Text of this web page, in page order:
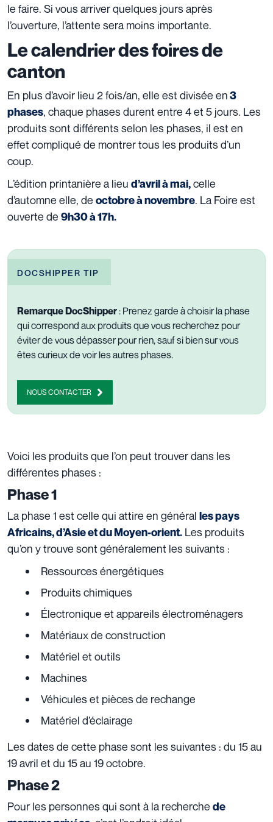
le faire. Si vous arriver quelques jours après
l’ouverture, l’attente sera moins importante.
Le calendrier des foires de
canton
En plus d’avoir lieu 2 fois/an, elle est divisée en3
phases, chaque phases durent entre 4 et 5 jours. Les
produits sont différents selon les phases, il est en
effet compliqué de montrer tous les produits d’un
coup.
L’édition printanière a lieu d’avril à mai,celle
d’automne elle, de octobre à novembre. La Foire est
ouverte de 9h30 à 17h.
DOCSHIPPER TIP
Remarque DocShipper : Prenez garde à choisir la phase
qui correspond aux produits que vous recherchez pour
éviter de vous dépasser pour rien, sauf si bien sur vous
êtes curieux de voir les autres phases.
NOUS CONTACTER
Voici les produits que l’on peut trouver dans les
différentes phases :
Phase 1
La phase 1 est celle qui attire en général les pays
Africains, d’Asie et du Moyen-orient. Les produits
qu’on y trouve sont généralement les suivants :
Ressources énergétiques
Produits chimiques
Électronique et appareils électroménagers
Matériaux de construction
Matériel et outils
Machines
Véhicules et pièces de rechange
Matériel d’éclairage
Les dates de cette phase sont les suivantes : du 15 au
19 avril et du 15 au 19 octobre.
Phase 2
Pour les personnes qui sont à la recherche de